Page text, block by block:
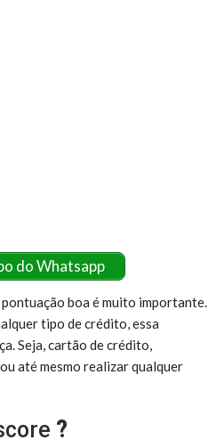
do Whatsapp
pontuação boa é muito importante.
tipo de crédito, essa
Seja, cartão de crédito,
até mesmo realizar qualquer
?